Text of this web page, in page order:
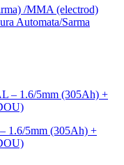
/MMA (electrod)
Automata/Sarma
1.6/5mm (305Ah) +